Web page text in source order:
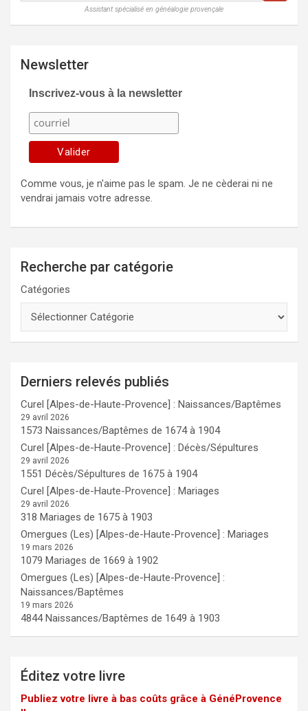
Assistant spécialisé en généalogie provençale
Newsletter
Inscrivez-vous à la newsletter
Comme vous, je n'aime pas le spam. Je ne cèderai ni ne
vendrai jamais votre adresse.
Recherche par catégorie
Catégories
Derniers relevés publiés
Curel [Alpes-de-Haute-Provence] : Naissances/Baptêmes
29 avril 2026
1573 Naissances/Baptêmes de 1674 à 1904
Curel [Alpes-de-Haute-Provence] : Décès/Sépultures
29 avril 2026
1551 Décès/Sépultures de 1675 à 1904
Curel [Alpes-de-Haute-Provence] : Mariages
29 avril 2026
318 Mariages de 1675 à 1903
Omergues (Les) [Alpes-de-Haute-Provence] : Mariages
19 mars 2026
1079 Mariages de 1669 à 1902
Omergues (Les) [Alpes-de-Haute-Provence] :
Naissances/Baptêmes
19 mars 2026
4844 Naissances/Baptêmes de 1649 à 1903
Éditez votre livre
Publiez votre livre à bas coûts grâce à GénéProvence